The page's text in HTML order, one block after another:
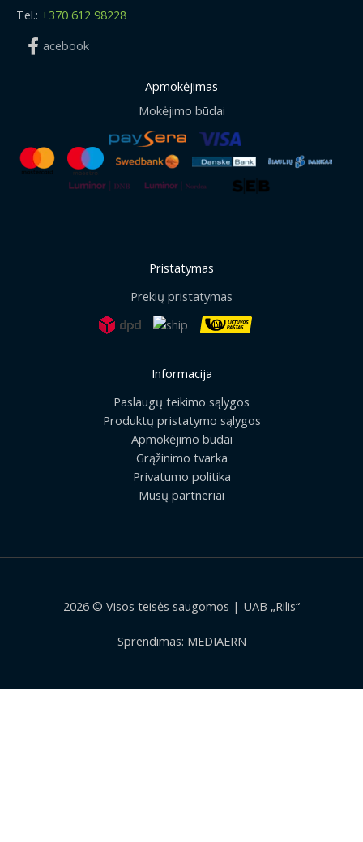
Tel.: +370 612 98228
acebook
Apmokėjimas
Mokėjimo būdai
Pristatymas
Prekių pristatymas
Informacija
Paslaugų teikimo sąlygos
Produktų pristatymo sąlygos
Apmokėjimo būdai
Grąžinimo tvarka
Privatumo politika
Mūsų partneriai
2026 © Visos teisės saugomos | UAB „Rilis“
Sprendimas: MEDIAERN